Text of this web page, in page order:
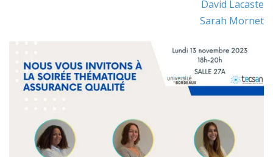
David Lacaste
Sarah Mornet